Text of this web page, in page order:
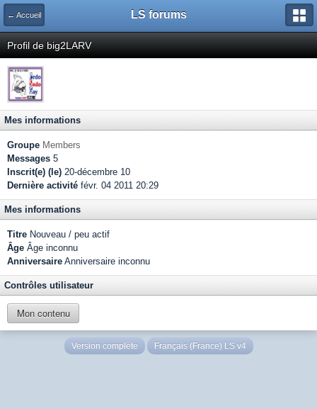
← Accueil LS forums
Profil de big2LARV
Mes informations
Groupe Members
Messages 5
Inscrit(e) (le) 20-décembre 10
Dernière activité févr. 04 2011 20:29
Mes informations
Titre Nouveau / peu actif
Âge Âge inconnu
Anniversaire Anniversaire inconnu
Contrôles utilisateur
Mon contenu
Version complète Français (France) LS v4